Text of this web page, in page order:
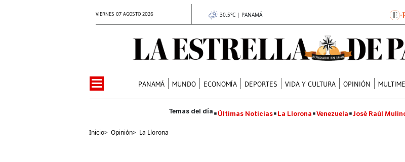
VIERNES 07 AGOSTO 2026 30.5°C | PANAMÁ
PANAMÁ MUNDO ECONOMÍA DEPORTES VIDA Y CULTURA OPINIÓN
Últimas Noticias La Llorona Venezuela José Raúl
Inicio> Opinión> La Llorona